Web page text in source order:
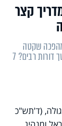
קצר
שקטה
בדיני המשפחה ועיצב את אורח החיים היהודי במשך דורות רבים? 7
(ד'תש"כ